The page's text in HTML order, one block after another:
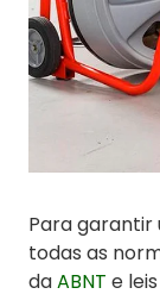
Para garantir
todas as
daABNT e